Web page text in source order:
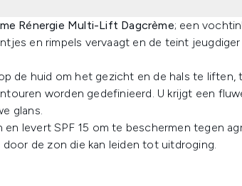
Rénergie Multi-Lift Dagcrème; een
en rimpels vervaagt en de teint
de huid om het gezicht en de hals te liften,
worden gedefinieerd. U krijgt een
glans.
levert SPF 15 om te beschermen tegen
de zon die kan leiden tot uitdroging.